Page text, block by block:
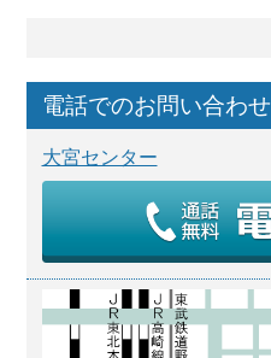
電話でのお問い合わせ
大宮センター